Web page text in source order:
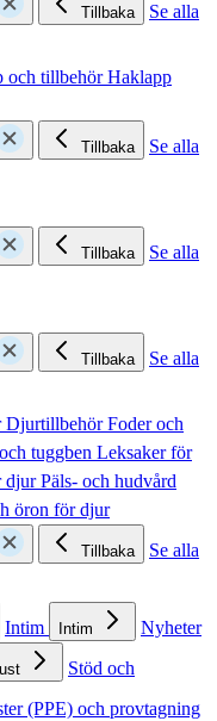
Tillbaka
Se alla
och tillbehörHaklapp
Tillbaka
Se alla
Tillbaka
Se alla
Tillbaka
Se alla
DjurtillbehörFoder och
tuggben Leksaker för
djurPäls- och hudvård
öron för djur
Tillbaka
Se alla
Intim Intim
Nyheter
Stöd och
(PPE) och provtagning